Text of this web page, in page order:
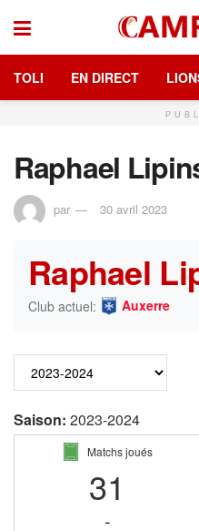
TOLI EN DIRECT
Raphael
par 30 avril 2023
Raphael
Club actuel: Auxerre
Saison: 2023-2024
Matchs joués
31
-